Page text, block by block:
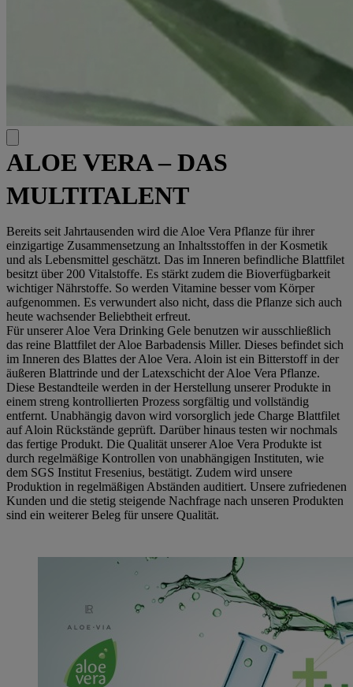
ALOE VERA – DAS
MULTITALENT
Bereits seit Jahrtausenden wird die Aloe Vera Pflanze für ihrer
einzigartige Zusammensetzung an Inhaltsstoffen in der Kosmetik
und als Lebensmittel geschätzt. Das im Inneren befindliche Blattfilet
besitzt über 200 Vitalstoffe. Es stärkt zudem die Bioverfügbarkeit
wichtiger Nährstoffe. So werden Vitamine besser vom Körper
aufgenommen. Es verwundert also nicht, dass die Pflanze sich auch
heute wachsender Beliebtheit erfreut.
Für unserer Aloe Vera Drinking Gele benutzen wir ausschließlich
das reine Blattfilet der Aloe Barbadensis Miller. Dieses befindet sich
im Inneren des Blattes der Aloe Vera. Aloin ist ein Bitterstoff in der
äußeren Blattrinde und der Latexschicht der Aloe Vera Pflanze.
Diese Bestandteile werden in der Herstellung unserer Produkte in
einem streng kontrollierten Prozess sorgfältig und vollständig
entfernt. Unabhängig davon wird vorsorglich jede Charge Blattfilet
auf Aloin Rückstände geprüft. Darüber hinaus testen wir nochmals
das fertige Produkt. Die Qualität unserer Aloe Vera Produkte ist
durch regelmäßige Kontrollen von unabhängigen Instituten, wie
dem SGS Institut Fresenius, bestätigt. Zudem wird unsere
Produktion in regelmäßigen Abständen auditiert. Unsere zufriedenen
Kunden und die stetig steigende Nachfrage nach unseren Produkten
sind ein weiterer Beleg für unsere Qualität.